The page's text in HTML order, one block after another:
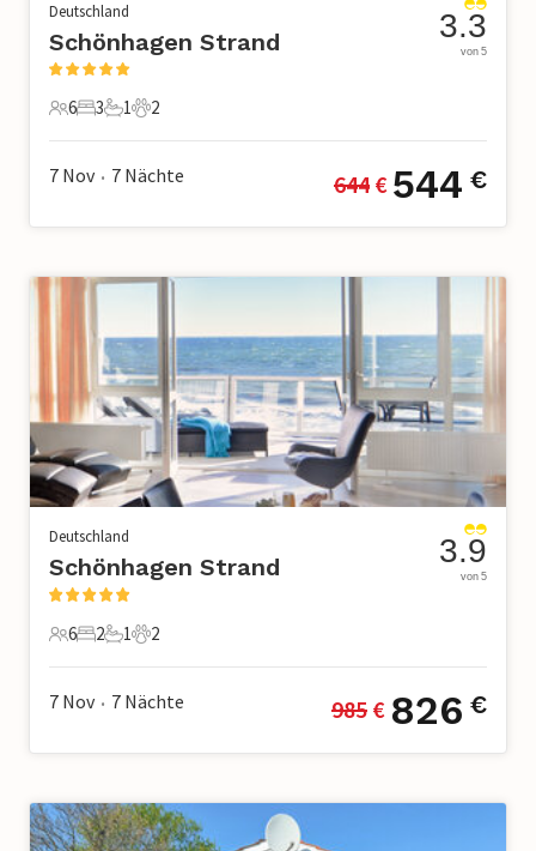
Deutschland
Schönhagen Strand
6 Gäste
6
3 Schlafzimmer
3
1 Badezimmer
1
2 Haustiere
2
3.3
von 5
7 Nov • 7 Nächte 644 € 544 €
Deutschland
Schönhagen Strand
6 Gäste
6
2 Schlafzimmer
2
1 Badezimmer
1
2 Haustiere
2
3.9
von 5
7 Nov • 7 Nächte 985 € 826 €